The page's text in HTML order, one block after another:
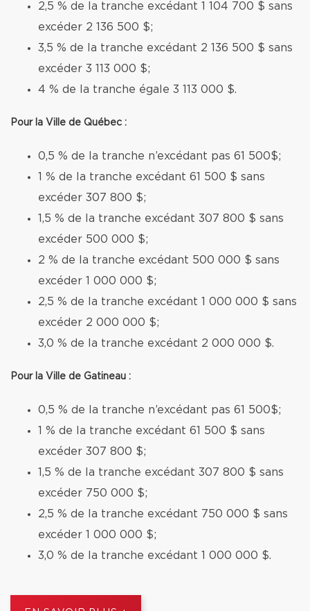
2,5 % de la tranche excédant 1 104 700 $ sans
excéder 2 136 500 $;
3,5 % de la tranche excédant 2 136 500 $ sans
excéder 3 113 000 $;
4 % de la tranche égale 3 113 000 $.
Pour la Ville de Québec :
0,5 % de la tranche n’excédant pas 61 500$;
1 % de la tranche excédant 61 500 $ sans
excéder 307 800 $;
1,5 % de la tranche excédant 307 800 $ sans
excéder 500 000 $;
2 % de la tranche excédant 500 000 $ sans
excéder 1 000 000 $;
2,5 % de la tranche excédant 1 000 000 $ sans
excéder 2 000 000 $;
3,0 % de la tranche excédant 2 000 000 $.
Pour la Ville de Gatineau :
0,5 % de la tranche n’excédant pas 61 500$;
1 % de la tranche excédant 61 500 $ sans
excéder 307 800 $;
1,5 % de la tranche excédant 307 800 $ sans
excéder 750 000 $;
2,5 % de la tranche excédant 750 000 $ sans
excéder 1 000 000 $;
3,0 % de la tranche excédant 1 000 000 $.